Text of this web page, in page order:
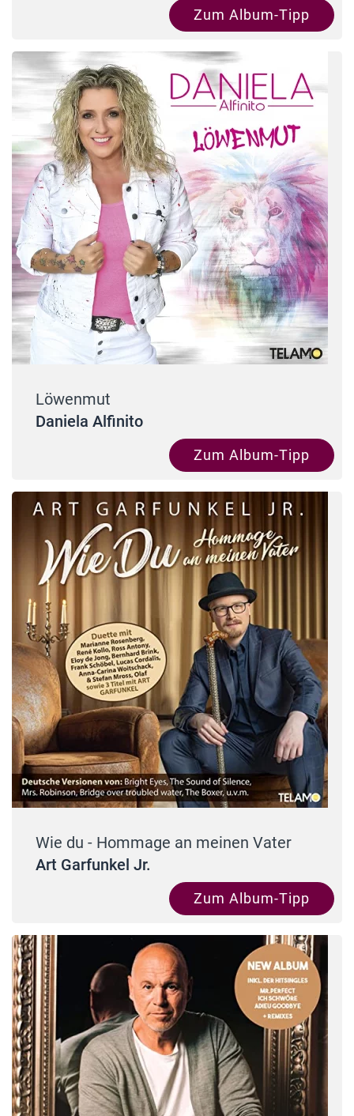
Zum Album-Tipp
Löwenmut
Daniela Alfinito
Zum Album-Tipp
Wie du - Hommage an meinen Vater
Art Garfunkel Jr.
Zum Album-Tipp